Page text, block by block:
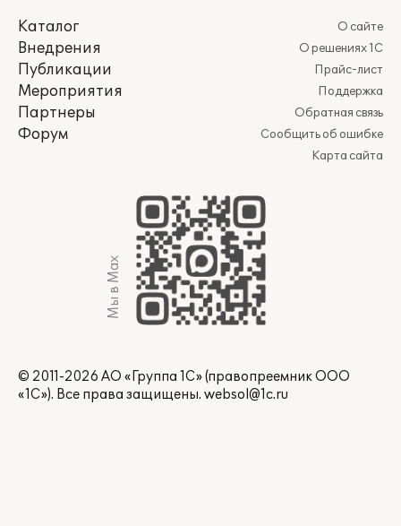
Каталог
Внедрения
Публикации
Мероприятия
Партнеры
Форум
О сайте
О решениях 1С
Прайс-лист
Поддержка
Обратная связь
Сообщить об ошибке
Карта сайта
Мы в Max
© 2011-2026 АО «Группа 1С» (правопреемник ООО
«1С»). Все права защищены. websol@1c.ru